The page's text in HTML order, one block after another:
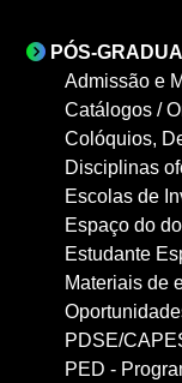
PÓS-
Admissão e
Catálogos /
Colóquios,
Disciplinas
Escolas de
Espaço do
Estudante
Materiais de
PDSE/
PED -